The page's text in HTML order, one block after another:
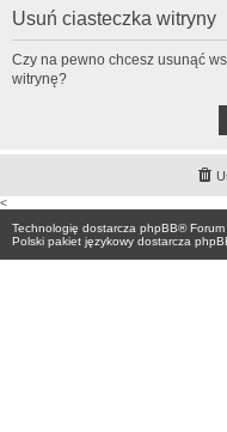
Usuń ciasteczka witryny
Czy na pewno chcesz usunąć
witrynę?
<
Technologię dostarcza phpBB®
Polski pakiet językowy dostarcza